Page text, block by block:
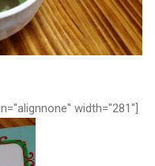
width="281"]